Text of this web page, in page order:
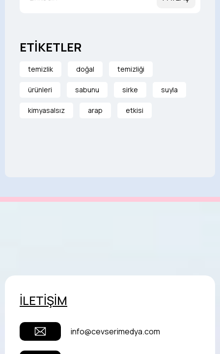
ETİKETLER
temizlik doğal temizliği
ürünleri sabunu sirke suyla
kimyasalsız arap etkisi
İLETİŞİM
info@cevserimedya.com